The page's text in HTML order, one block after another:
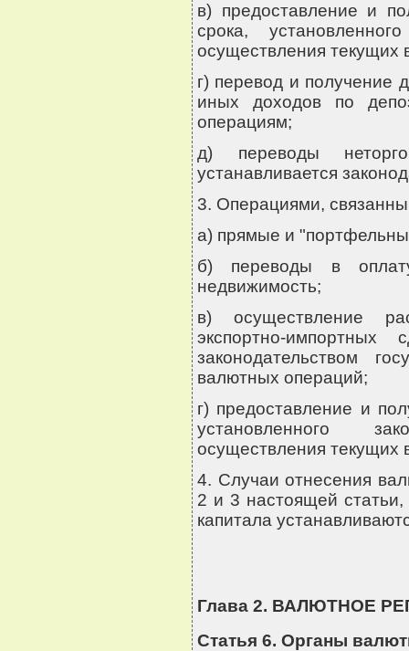
в) предоставление и
срока,
осуществления текущих
г) перевод и получение
иных доходов по
операциям;
д) переводы
устанавливается
3. Операциями,
а) прямые и
б) переводы в
недвижимость;
в) осуществление
экспортно-импортных
законодательством
валютных операций;
г) предоставление и
установленного
осуществления текущих
4. Случаи отнесения
2 и 3 настоящей
капитала
Глава 2. ВАЛЮТНОЕ
Статья 6. Органы